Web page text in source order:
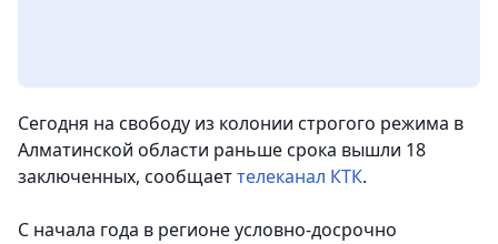
Сегодня на свободу из колонии строгого режима в
Алматинской области раньше срока вышли 18
заключенных, сообщаеттелеканал КТК.
С начала года в регионе условно-досрочно